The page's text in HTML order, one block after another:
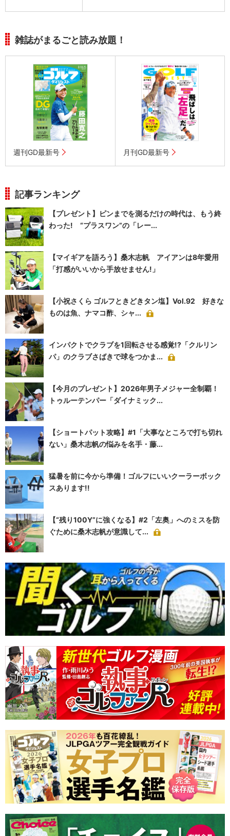
雑誌がまるごと読み放題！
週刊GD最新号 月刊GD最新号
記事ランキング
【プレゼント】ピンまでを測るだけの時代は、もう終
わった! “プラスワン”の「レー...
【マイギアを語ろう】桑木志帆 アイアンは8年愛用
「打感がいいから手放せません!」
【小祝さくら ゴルフときどきタン塩】Vol.92 好きな
ものは魚、ナマコ酢、シャ...
インパクトでクラブを1回転させる感覚!?「クルリン
パ」のクラブさばきで球をつかま...
【今月のプレゼント】2026年男子メジャー全制覇！
トゥルーテンパー「ダイナミック...
【ショートパット攻略】#1「大事なところで打ち切れ
ない」桑木志帆の悩みを名手・藤...
猛暑を前に今から準備！ゴルフにいいクーラーボック
スあります!!
【“残り100Y”に強くなる】#2「左奥」へのミスを防
ぐために桑木志帆が意識して...